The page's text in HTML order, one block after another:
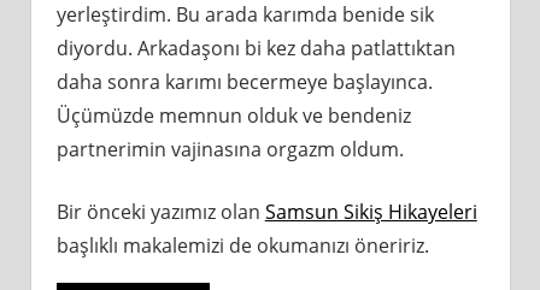
yerleştirdim. Bu arada karımda benide sik
diyordu. Arkadaşonı bi kez daha patlattıktan
daha sonra karımı becermeye başlayınca.
Üçümüzde memnun olduk ve bendeniz
partnerimin vajinasına orgazm oldum.
Bir önceki yazımız olan Samsun Sikiş Hikayeleri
başlıklı makalemizi de okumanızı öneririz.